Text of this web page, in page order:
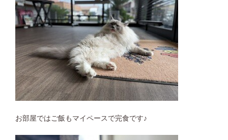
お部屋ではご飯もマイペースで完食です♪